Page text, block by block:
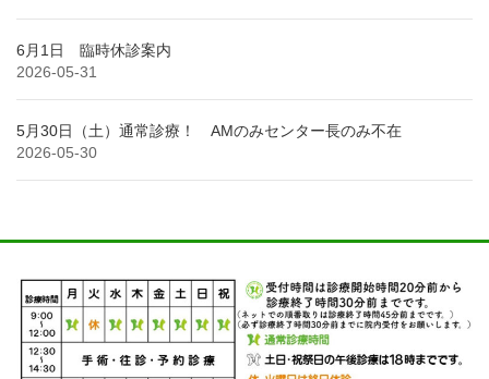
6月1日 臨時休診案内
2026-05-31
5月30日（土）通常診療！ AMのみセンター長のみ不在
2026-05-30